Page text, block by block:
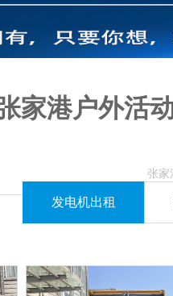
家港户外活
张家
闪亮机电设备有限公司专业
们的电缆线租赁服务涵盖了多种
发电机出租